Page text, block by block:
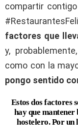
compartir
factores que
y,
como con la
pongo sentido
Estos dos factores
hay que mantener
hostelero. Por